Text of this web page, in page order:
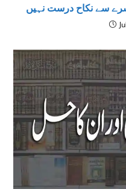
سے نکاح درست نہیں